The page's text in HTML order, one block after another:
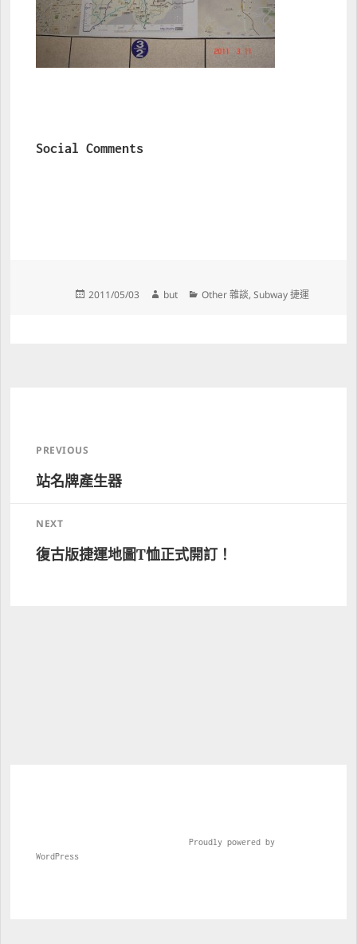
Social Comments
Posted
2011/05/03 Author
but Categories
Other 雜談, Subway 捷運
PREVIOUS
Previous
站名牌產生器
NEXT
Next
復古版捷運地圖T恤正式開訂！
				Proudly powered by